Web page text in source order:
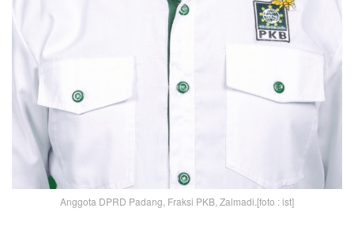
Anggota DPRD Padang, Fraksi PKB, Zalmadi.[foto : ist]